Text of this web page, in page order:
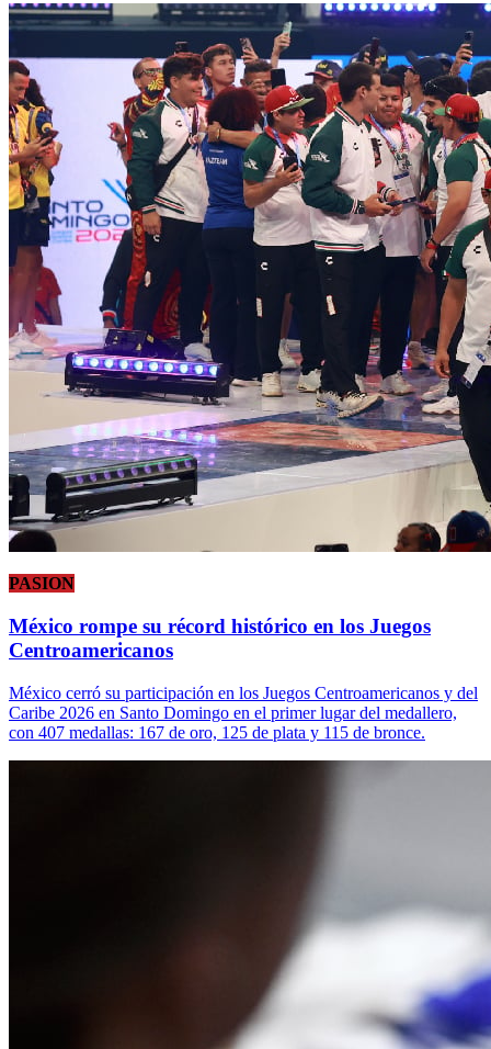
PASION
México rompe su récord histórico en los Juegos
Centroamericanos
México cerró su participación en los Juegos Centroamericanos y del
Caribe 2026 en Santo Domingo en el primer lugar del medallero,
con 407 medallas: 167 de oro, 125 de plata y 115 de bronce.